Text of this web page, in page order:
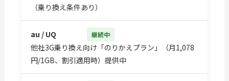
（乗り換え条件あり）
au / UQ 継続中
他社3G乗り換え向け「のりかえプラン」（月1,078
円/1GB、割引適用時）提供中